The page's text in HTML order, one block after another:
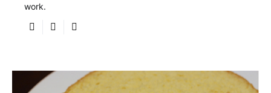
work.